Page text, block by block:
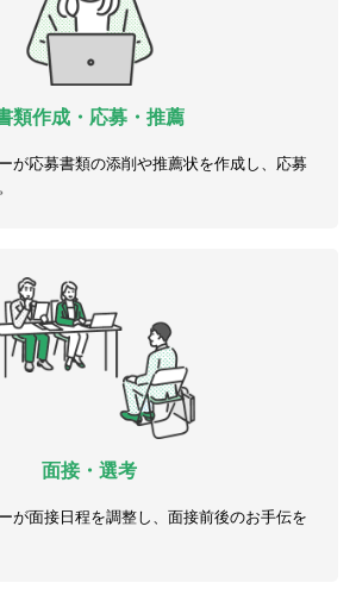
類作成・応募・推薦
が応募書類の添削や推薦状を作成し、応募
面接・選考
が面接日程を調整し、面接前後のお手伝を